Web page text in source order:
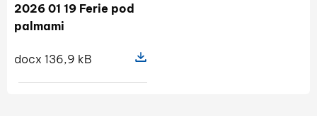
2026 01 19 Ferie pod
palmami
docx 136,9 kB